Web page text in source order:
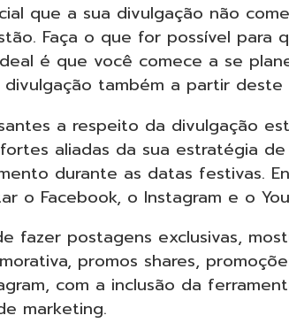
que a sua divulgação não
Faça o que for possível para
é que você comece a se
também a partir deste
a respeito da divulgação
fortes aliadas da sua estratégia
durante as datas festivas.
o Facebook, o Instagram e o
fazer postagens exclusivas,
promos shares,
com a inclusão da
marketing.